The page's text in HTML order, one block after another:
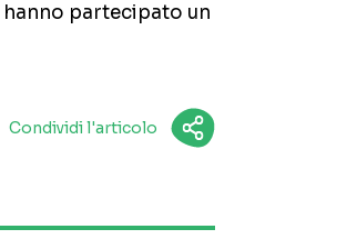
hanno partecipato un
Condividi l'articolo